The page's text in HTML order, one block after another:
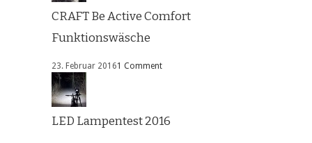
CRAFT Be Active Comfort
Funktionswäsche
23. Februar 20161 Comment
LED Lampentest 2016